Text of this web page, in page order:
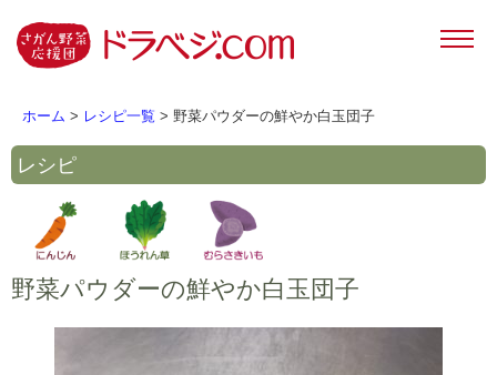
ホーム > レシピ一覧 > 野菜パウダーの鮮やか白玉団子
レシピ
野菜パウダーの鮮やか白玉団子